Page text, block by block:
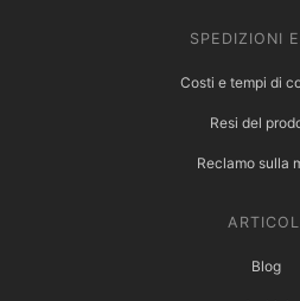
SPEDIZIONI
Costi e tempi di
Resi del
Reclamo sulla
Blog